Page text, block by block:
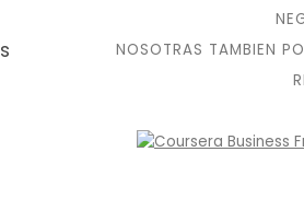
NOSOTRAS TAMBIEN